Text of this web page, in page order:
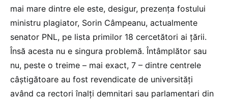
mai mare dintre ele este, desigur, prezența fostului
ministru plagiator, Sorin Câmpeanu, actualmente
senator PNL, pe lista primilor 18 cercetători ai țării.
Însă acesta nu e singura problemă. Întâmplător sau
nu, peste o treime – mai exact, 7 – dintre centrele
câștigătoare au fost revendicate de universități
având ca rectori înalți demnitari sau parlamentari din